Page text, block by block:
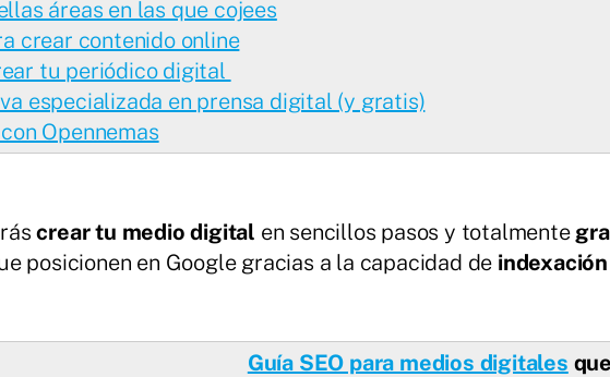
áreas en las que cojees
crear contenido online
tu periódico digital
especializada en prensa digital (y gratis)
Opennemas
crear tu medio digital en sencillos pasos y totalmente
posicionen en Google gracias a la capacidad de indexación
Guía SEO para medios digitales